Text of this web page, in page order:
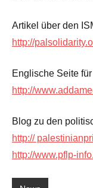
Artikel über den
http://
Englische Seite
http://
Blog zu den
http://
http://www.pflp-